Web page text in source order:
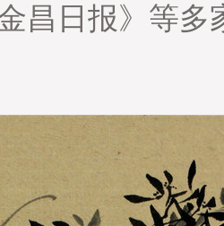
昌日报》等多